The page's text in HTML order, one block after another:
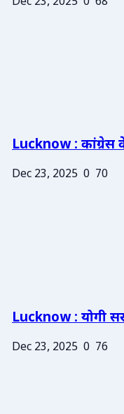
Lucknow : कांग्रेस
Dec 23, 2025 0 70
Lucknow : योगी
Dec 23, 2025 0 76